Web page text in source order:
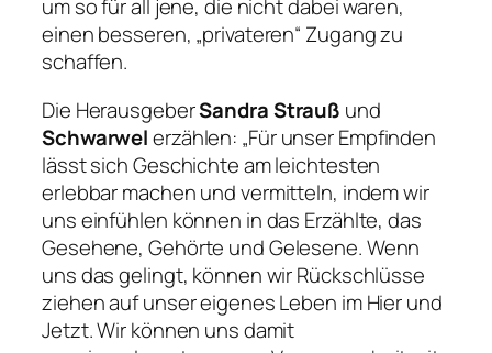
um so für all jene, die nicht dabei waren,
einen besseren, „privateren“ Zugang zu
schaffen.
Die HerausgeberSandra Strauß und
Schwarwelerzählen: „Für unser Empfinden
lässt sich Geschichte am leichtesten
erlebbar machen und vermitteln, indem wir
uns einfühlen können in das Erzählte, das
Gesehene, Gehörte und Gelesene. Wenn
uns das gelingt, können wir Rückschlüsse
ziehen auf unser eigenes Leben im Hier und
Jetzt. Wir können uns damit